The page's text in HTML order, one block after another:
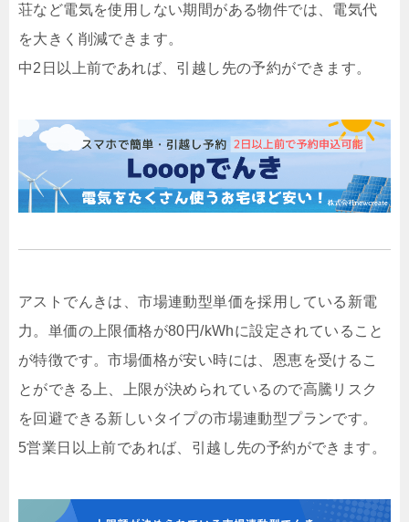
荘など電気を使用しない期間がある物件では、電気代
を大きく削減できます。
中2日以上前であれば、引越し先の予約ができます。
アストでんきは、市場連動型単価を採用している新電
力。単価の上限価格が80円/kWhに設定されていること
が特徴です。市場価格が安い時には、恩恵を受けるこ
とができる上、上限が決められているので高騰リスク
を回避できる新しいタイプの市場連動型プランです。
5営業日以上前であれば、引越し先の予約ができます。